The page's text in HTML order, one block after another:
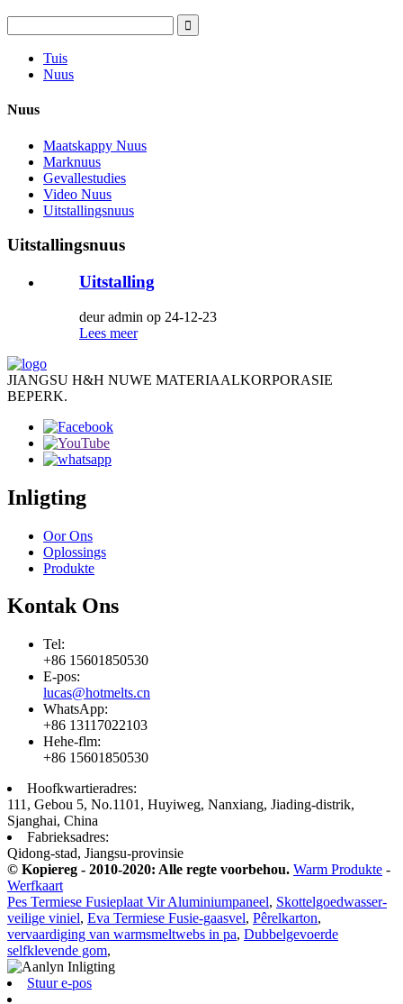
Tuis
Nuus
Nuus
Maatskappy Nuus
Marknuus
Gevallestudies
Video Nuus
Uitstallingsnuus
Uitstallingsnuus
Uitstalling
deur admin op 24-12-23
Lees meer
JIANGSU H&H NUWE MATERIAALKORPORASIE
BEPERK.
Inligting
Oor Ons
Oplossings
Produkte
Kontak Ons
Tel:
+86 15601850530
E-pos:
lucas@hotmelts.cn
WhatsApp:
+86 13117022103
Hehe-flm:
+86 15601850530
Hoofkwartieradres:
111, Gebou 5, No.1101, Huyiweg, Nanxiang, Jiading-distrik,
Sjanghai, China
Fabrieksadres:
Qidong-stad, Jiangsu-provinsie
© Kopiereg - 2010-2020: Alle regte voorbehou. Warm Produkte -
Werfkaart
Pes Termiese Fusieplaat Vir Aluminiumpaneel, Skottelgoedwasser-
veilige viniel, Eva Termiese Fusie-gaasvel, Pêrelkarton,
vervaardiging van warmsmeltwebs in pa, Dubbelgevoerde
selfklevende gom,
Stuur e-pos